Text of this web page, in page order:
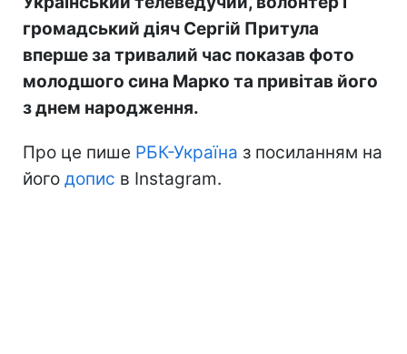
громадський діяч Сергій Притула
вперше за тривалий час показав фото
молодшого сина Марко та привітав його
з днем народження.
Про це пише РБК-Україна з посиланням на
його допис в Instagram.